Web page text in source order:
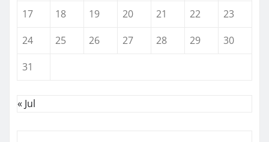
17
18 19 20 21 22
23
24
25 26 27 28 29
30
31
« Jul